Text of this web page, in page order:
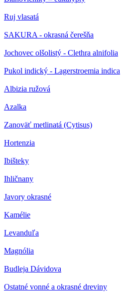
Ruj vlasatá
SAKURA - okrasná čerešňa
Jochovec olšolistý - Clethra alnifolia
Pukol indický - Lagerstroemia indica
Albizia ružová
Azalka
Zanoväť metlinatá (Cytisus)
Hortenzia
Ibišteky
Ihličnany
Javory okrasné
Kamélie
Levanduľa
Magnólia
Budleja Dávidova
Ostatné vonné a okrasné dreviny